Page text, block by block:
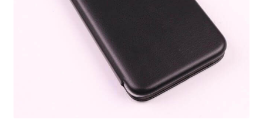
Сервис за мобилни телефони